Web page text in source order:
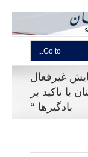
Go to...
غیرفعال
تاکید بر
بادگیرها “